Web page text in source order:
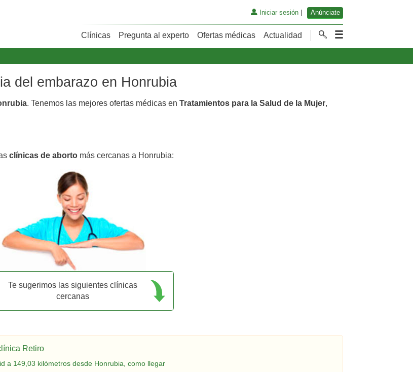
Iniciar sesión| Anúnciate
Clínicas Pregunta al experto Ofertas médicas Actualidad
del embarazo en Honrubia
. Tenemos las mejores ofertas médicas en Tratamientos para la Salud de la Mujer,
clínicas de aborto más cercanas a Honrubia:
Te sugerimos las siguientes clínicas
cercanas
Retiro
a 149,03 kilómetros desde Honrubia, como llegar